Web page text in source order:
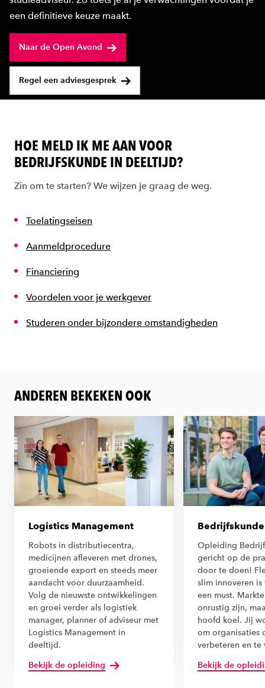
een definitieve keuze maakt.
Naar de Open Avond
Regel een adviesgesprek
HOE MELD IK ME AAN VOOR
BEDRIJFSKUNDE IN DEELTIJD?
Zin om te starten? We wijzen je graag de weg.
Toelatingseisen
Aanmeldprocedure
Financiering
Voordelen voor je werkgever
Studeren onder bijzondere omstandigheden
ANDEREN BEKEKEN OOK
Logistics Management
Robots in distributiecentra,
medicijnen afleveren met drones,
groeiende export en steeds meer
aandacht voor duurzaamheid.
Volg de nieuwste ontwikkelingen
en groei verder als logistiek
manager, planner of adviseur met
Logistics Management in
deeltijd.
Bekijk de opleiding
Bedrijfskunde
Opleiding
gericht op de
door te doen!
slim innoveren
een must.
onrustig zijn,
hoofd koel. Jij
om organisaties
verbeteren en te
Bekijk de